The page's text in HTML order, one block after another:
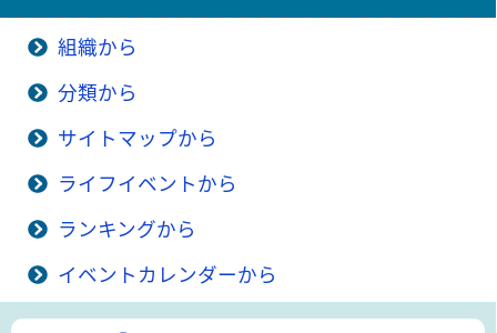
組織から
分類から
サイトマップから
ライフイベントから
ランキングから
イベントカレンダーから